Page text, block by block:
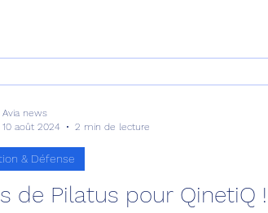
de Pilatus pour QinetiQ !
& Défense
Avia news
10 août 2024
2 min de lecture